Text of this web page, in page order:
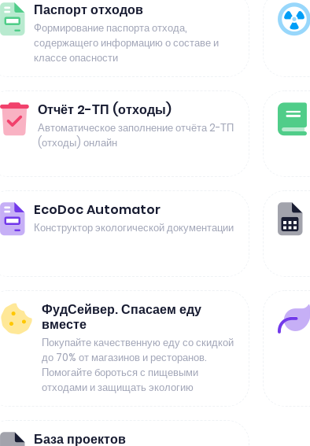
Паспорт отходов
Формирование паспорта отхода,
содержащего информацию о составе и
классе опасности
Отчёт 2-ТП (отходы)
Автоматическое заполнение отчёта 2-ТП
(отходы) онлайн
EcoDoc Automator
Конструктор экологической документации
ФудСейвер. Спасаем еду
вместе
Покупайте качественную еду со скидкой
до 70% от магазинов и ресторанов.
Помогайте бороться с пищевыми
отходами и защищать экологию
База проектов